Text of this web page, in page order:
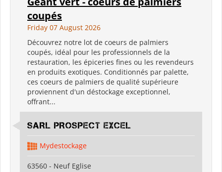
coupés
Friday 07 August 2026
Découvrez notre lot de coeurs de palmiers
coupés, idéal pour les professionnels de la
restauration, les épiceries fines ou les revendeurs
en produits exotiques. Conditionnés par palette,
ces coeurs de palmiers de qualité supérieure
proviennent d'un déstockage exceptionnel,
offrant...
SARL PROSPECT EXCEL
Mydestockage
63560 - Neuf Eglise